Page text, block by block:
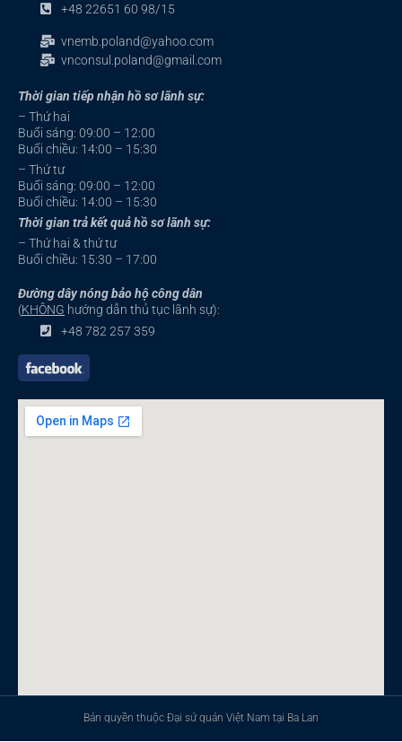
+48 22651 60 98/15
vnemb.poland@yahoo.com
vnconsul.poland@gmail.com
Thời gian tiếp nhận hồ sơ lãnh sự:
– Thứ hai
Buổi sáng: 09:00 – 12:00
Buổi chiều: 14:00 – 15:30
– Thứ tư
Buổi sáng: 09:00 – 12:00
Buổi chiều: 14:00 – 15:30
Thời gian trả kết quả hồ sơ lãnh sự:
– Thứ hai & thứ tư
Buổi chiều: 15:30 – 17:00
Đường dây nóng bảo hộ công dân
(KHÔNG hướng dẫn thủ tục lãnh sự):
+48 782 257 359
Bản quyền thuộc Đại sứ quán Việt Nam tại Ba Lan